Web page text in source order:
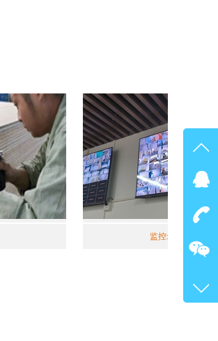
监控录像
点我
咨